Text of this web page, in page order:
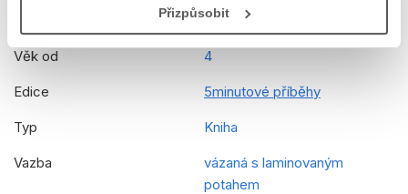
Přizpůsobit9788025255377
Věk od 4
Edice 5minutové příběhy
Typ Kniha
Vazba
vázaná s laminovaným
potahem